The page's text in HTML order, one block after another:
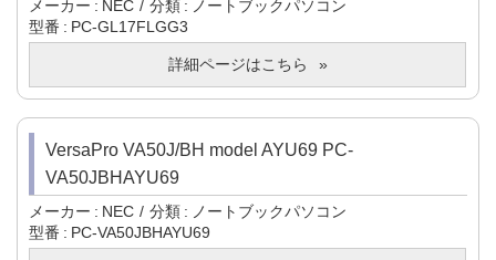
メーカー NEC 分類
ノートブックパソコン
型番
PC-GL17FLGG3
詳細ページはこちら
VersaPro VA50J/BH model AYU69 PC-
VA50JBHAYU69
メーカー NEC 分類
ノートブックパソコン
型番
PC-VA50JBHAYU69